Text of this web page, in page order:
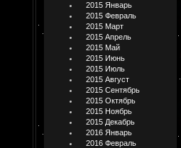
2015 Январь
2015 Февраль
2015 Март
2015 Апрель
2015 Май
2015 Июнь
2015 Июль
2015 Август
2015 Сентябрь
2015 Октябрь
2015 Ноябрь
2015 Декабрь
2016 Январь
2016 Февраль